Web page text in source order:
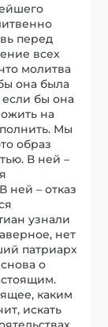
перед
всех
молитва
она была
если бы она
на
Мы
образ
В ней –
ней – отказ
узнали
нет
патриарх
о
каким
искать